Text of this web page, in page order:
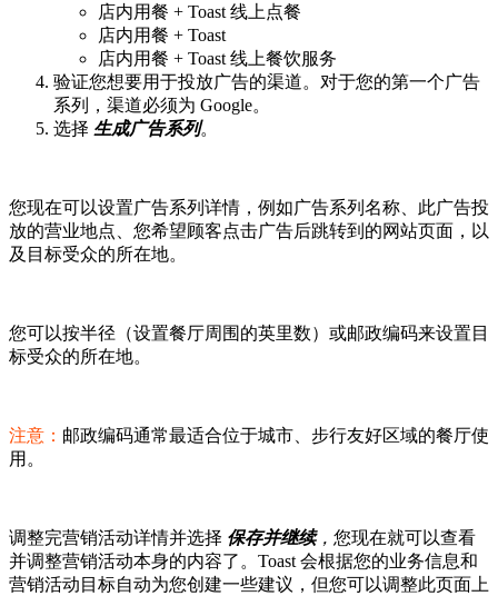
店内用餐 + Toast 线上点餐
店内用餐 + Toast
店内用餐 + Toast 线上餐饮服务
验证您想要用于投放广告的渠道。对于您的第一个广告
系列，渠道必须为 Google。
选择 生成广告系列。
您现在可以设置广告系列详情，例如广告系列名称、此广告投
放的营业地点、您希望顾客点击广告后跳转到的网站页面，以
及目标受众的所在地。
您可以按半径（设置餐厅周围的英里数）或邮政编码来设置目
标受众的所在地。
注意： 邮政编码通常最适合位于城市、步行友好区域的餐厅使
用。
调整完营销活动详情并选择 保存并继续， 您现在就可以查看
并调整营销活动本身的内容了。Toast 会根据您的业务信息和
营销活动目标自动为您创建一些建议，但您可以调整此页面上